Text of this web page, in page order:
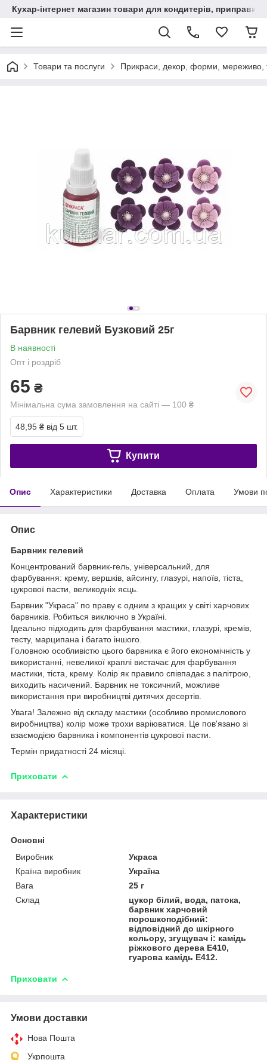
Кухар-інтернет магазин товари для кондитерів, приправи,
Товари та послуги Прикраси, декор, форми, мереживо,
Барвник гелевий Бузковий 25г
В наявності
Опт і роздріб
65 ₴
Мінімальна сума замовлення на сайті — 100 ₴
48,95 ₴ від 5 шт.
Купити
Опис Характеристики Доставка Оплата Умови
Опис
Барвник гелевий
Концентрований барвник-гель, універсальний, для
фарбування: крему, вершків, айсингу, глазурі, напоїв, тіста,
цукрової пасти, великодніх яєць.
Барвник "Украса" по праву є одним з кращих у світі харчових
барвників. Робиться виключно в Україні.
Ідеально підходить для фарбування мастики, глазурі, кремів,
тесту, марципана і багато іншого.
Головною особливістю цього барвника є його економічність у
використанні, невеликої краплі вистачає для фарбування
мастики, тіста, крему. Колір як правило співпадає з палітрою,
виходить насичений. Барвник не токсичний, можливе
використання при виробництві дитячих десертів.
Увага! Залежно від складу мастики (особливо промислового
виробництва) колір може трохи варіюватися. Це пов'язано зі
взаємодією барвника і компонентів цукрової пасти.
Термін придатності 24 місяці.
Приховати
Характеристики
Основні
Виробник
Украса
Країна виробник
Україна
Вага
25 г
Склад
цукор білий, вода, патока,
барвник харчовий
порошкоподібний:
відповідний до шкірного
кольору, згущувач і: камідь
ріжкового дерева Е410,
гуарова камідь Е412.
Приховати
Умови доставки
Нова Пошта
Укрпошта